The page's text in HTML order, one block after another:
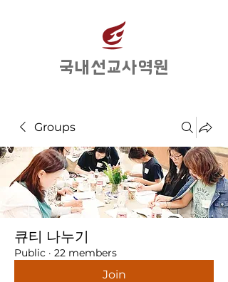
​국내선교사역원
Groups
큐티 나누기
Public · 22 members
Join